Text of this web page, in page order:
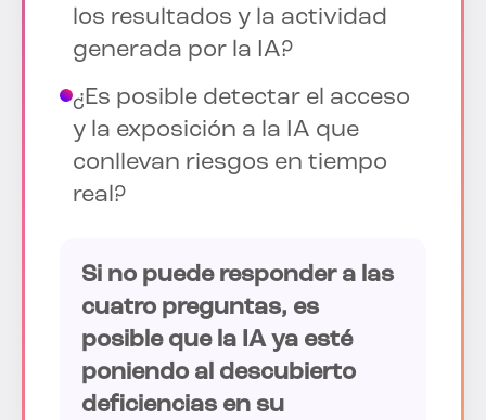
los resultados y la actividad
generada por la IA?
¿Es posible detectar el acceso
y la exposición a la IA que
conllevan riesgos en tiempo
real?
Si no puede responder a las
cuatro preguntas, es
posible que la IA ya esté
poniendo al descubierto
deficiencias en su